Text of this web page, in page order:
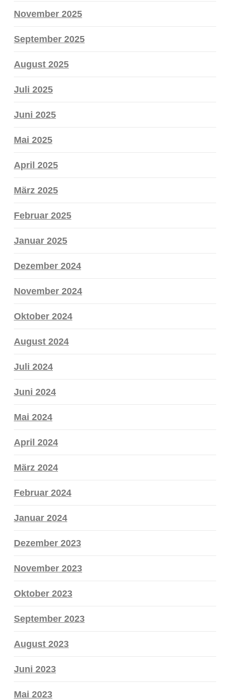
November 2025
September 2025
August 2025
Juli 2025
Juni 2025
Mai 2025
April 2025
März 2025
Februar 2025
Januar 2025
Dezember 2024
November 2024
Oktober 2024
August 2024
Juli 2024
Juni 2024
Mai 2024
April 2024
März 2024
Februar 2024
Januar 2024
Dezember 2023
November 2023
Oktober 2023
September 2023
August 2023
Juni 2023
Mai 2023